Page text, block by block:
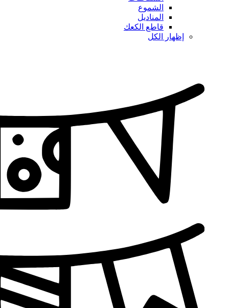
الشموع
المناديل
قاطع الكعك
إظهار الكل